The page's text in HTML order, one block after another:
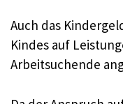
Auch das
Kindes auf
Arbeitsuchende